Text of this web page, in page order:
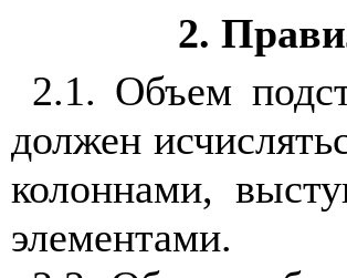
2.
2.1. Объем
должен
колоннами,
элементами.